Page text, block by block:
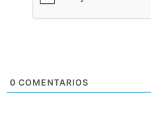
0 COMENTARIOS